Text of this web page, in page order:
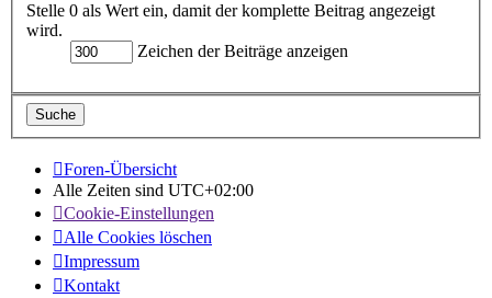
Stelle 0 als Wert ein, damit der komplette Beitrag angezeigt
wird.
Zeichen der Beiträge anzeigen
Foren-Übersicht
Alle Zeiten sind UTC+02:00
Cookie-Einstellungen
Alle Cookies löschen
Impressum
Kontakt